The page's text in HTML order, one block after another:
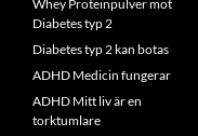
Whey Proteinpulver mot
Diabetes typ 2
Diabetes typ 2 kan botas
ADHD Medicin fungerar
ADHD Mitt liv är en
torktumlare